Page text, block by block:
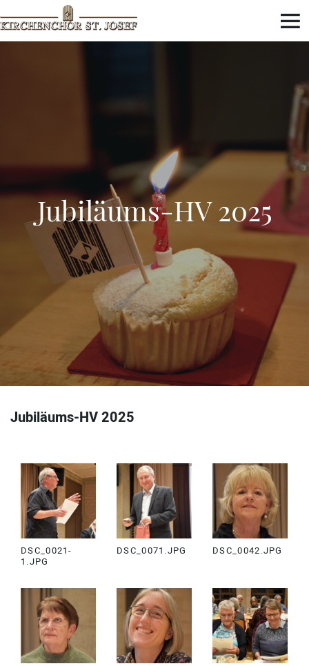
Jubiläums-HV 2025
Jubiläums-HV 2025
DSC_0021-
1.JPG
DSC_0071.JPG DSC_0042.JPG